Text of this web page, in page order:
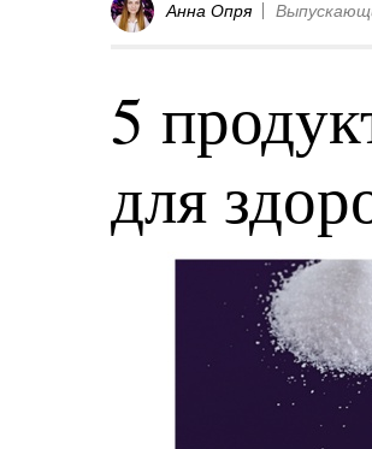
Анна Опря
5
для